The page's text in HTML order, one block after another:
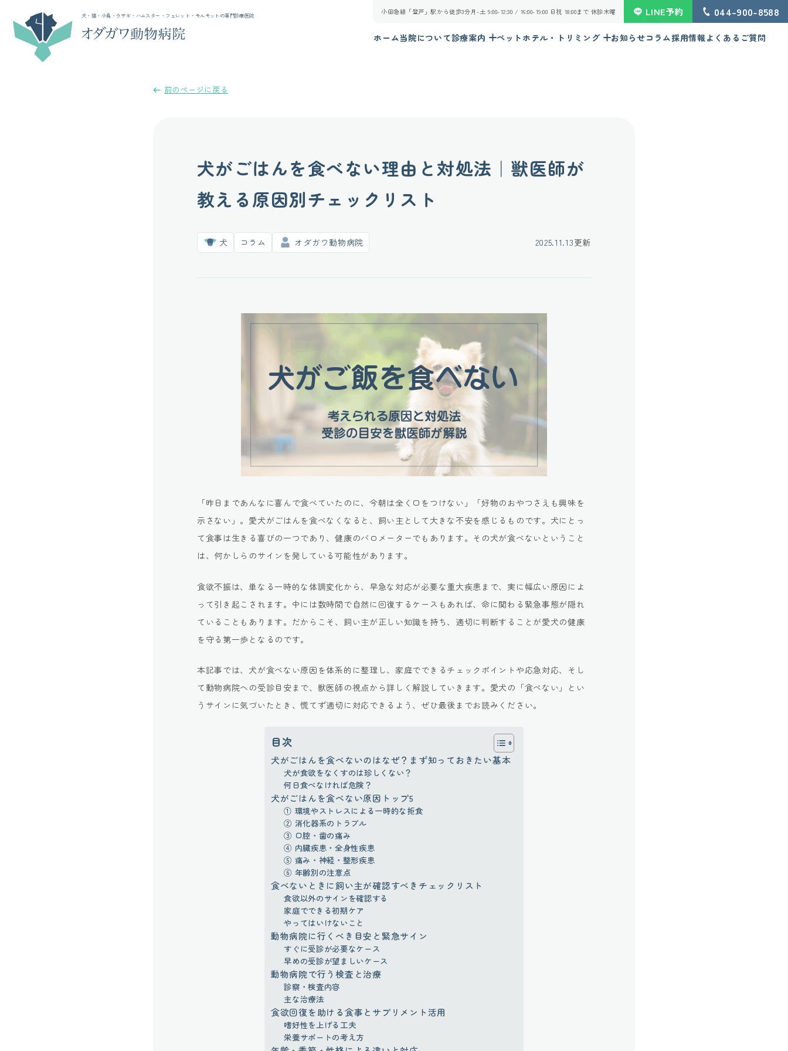
犬・猫・小鳥・ウサギ・ハムスター・フェレット・モルモットの専門診療医院 小田急線「登戸」駅から徒歩3分月-土 9:00-12:30 / 16:00-19:00 日祝 18:00まで 休診木曜 LINE予約 044-900-8588
ホーム当院について診療案内 ペットホテル・トリミング お知らせコラム採用情報よくあるご質問
前のページに戻る
犬がごはんを食べない理由と対処法｜獣医師が
教える原因別チェックリスト
犬 コラム オダガワ動物病院 2025.11.13更新
「昨日まであんなに喜んで食べていたのに、今朝は全く口をつけない」「好物のおやつさえも興味を
示さない」。愛犬がごはんを食べなくなると、飼い主として大きな不安を感じるものです。犬にとっ
て食事は生きる喜びの一つであり、健康のバロメーターでもあります。その犬が食べないということ
は、何かしらのサインを発している可能性があります。
食欲不振は、単なる一時的な体調変化から、早急な対応が必要な重大疾患まで、実に幅広い原因によ
って引き起こされます。中には数時間で自然に回復するケースもあれば、命に関わる緊急事態が隠れ
ていることもあります。だからこそ、飼い主が正しい知識を持ち、適切に判断することが愛犬の健康
を守る第一歩となるのです。
本記事では、犬が食べない原因を体系的に整理し、家庭でできるチェックポイントや応急対応、そし
て動物病院への受診目安まで、獣医師の視点から詳しく解説していきます。愛犬の「食べない」とい
うサインに気づいたとき、慌てず適切に対応できるよう、ぜひ最後までお読みください。
目次
犬がごはんを食べないのはなぜ？まず知っておきたい基本
犬が食欲をなくすのは珍しくない？
何日食べなければ危険？
犬がごはんを食べない原因トップ5
① 環境やストレスによる一時的な拒食
② 消化器系のトラブル
③ 口腔・歯の痛み
④ 内臓疾患・全身性疾患
⑤ 痛み・神経・整形疾患
⑥ 年齢別の注意点
食べないときに飼い主が確認すべきチェックリスト
食欲以外のサインを確認する
家庭でできる初期ケア
やってはいけないこと
動物病院に行くべき目安と緊急サイン
すぐに受診が必要なケース
早めの受診が望ましいケース
動物病院で行う検査と治療
診察・検査内容
主な治療法
食欲回復を助ける食事とサプリメント活用
嗜好性を上げる工夫
栄養サポートの考え方